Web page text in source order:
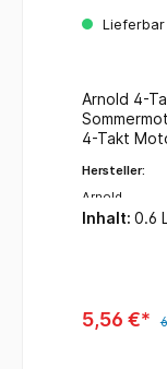
600ml
Lieferbar
Arnold 4-
4-Takt
Hersteller:
Arnold
Inhalt: 0.6
5,56 €*